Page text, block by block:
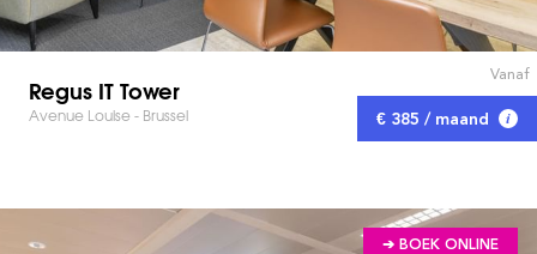
Regus IT Tower
Avenue Louise - Brussel
Vanaf
€ 385 / maand
➔ BOEK ONLINE